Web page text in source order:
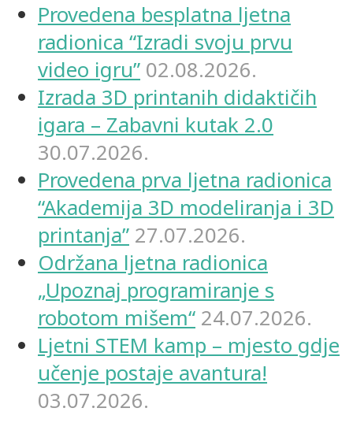
Provedena besplatna ljetna
radionica “Izradi svoju prvu
video igru” 02.08.2026.
Izrada 3D printanih didaktičih
igara – Zabavni kutak 2.0
30.07.2026.
Provedena prva ljetna radionica
“Akademija 3D modeliranja i 3D
printanja” 27.07.2026.
Održana ljetna radionica
„Upoznaj programiranje s
robotom mišem“ 24.07.2026.
Ljetni STEM kamp – mjesto gdje
učenje postaje avantura!
03.07.2026.